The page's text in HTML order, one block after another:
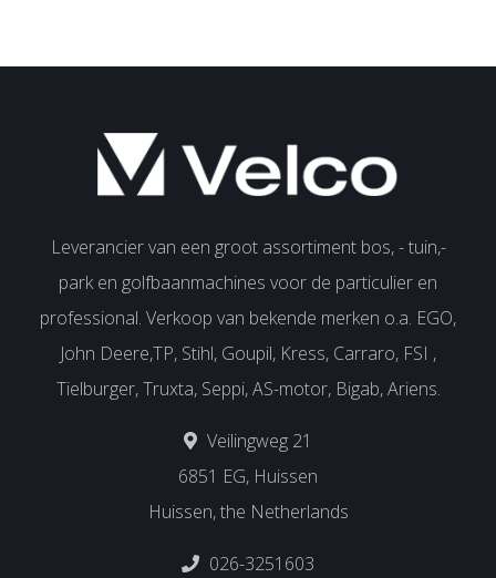
Leverancier van een groot assortiment bos, - tuin,-
park en golfbaanmachines voor de particulier en
professional. Verkoop van bekende merken o.a. EGO,
John Deere,TP, Stihl, Goupil, Kress, Carraro, FSI ,
Tielburger, Truxta, Seppi, AS-motor, Bigab, Ariens.
Veilingweg 21
6851 EG, Huissen
Huissen, the Netherlands
026-3251603